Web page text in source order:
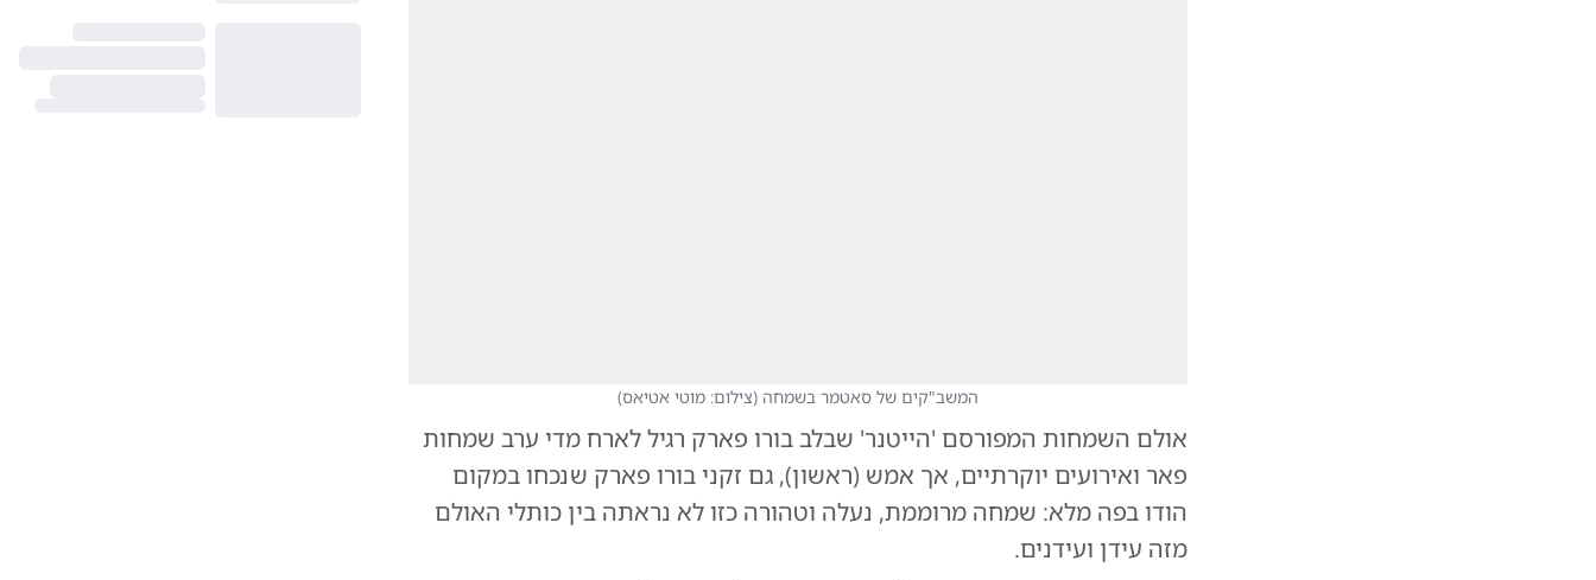
המשב"קים של סאטמר בשמחה (צילום: מוטי אטיאס)
אולם השמחות המפורסם 'הייטנר' שבלב בורו פארק רגיל לארח מדי ערב שמחות
פאר ואירועים יוקרתיים, אך אמש (ראשון), גם זקני בורו פארק שנכחו במקום
הודו בפה מלא: שמחה מרוממת, נעלה וטהורה כזו לא נראתה בין כותלי האולם
מזה עידן ועידנים.